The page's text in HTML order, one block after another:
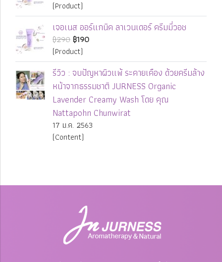
(Product)
เจอเนส ออร์แกนิค ลาเวนเดอร์ ครีมมี่วอช
฿290 ฿190
(Product)
รีวิว : จบปัญหาผิวแพ้ ระคายเคือง ด้วยครีมล้าง
หน้าจากธรรมชาติ JURNESS Organic
Lavender Creamy Wash โดย คุณ
Nattapohn Chunwirat
17 ม.ค. 2563
(Content)